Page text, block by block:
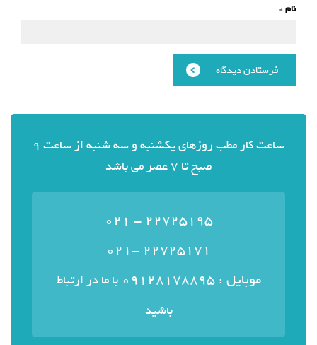
نام*
ساعت کار مطب روزهای یکشنبه و سه شنبه از ساعت 9
صبح تا 7 عصر می باشد
22725195 - 021
22725171 -021
موبایل : ۰۹۱۲۸۱۷۸۸۹۵
با ما در ارتباط
باشید